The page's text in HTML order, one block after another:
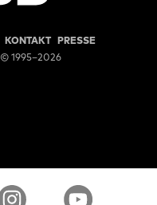
KONTAKT PRESSE
© 1995–2026